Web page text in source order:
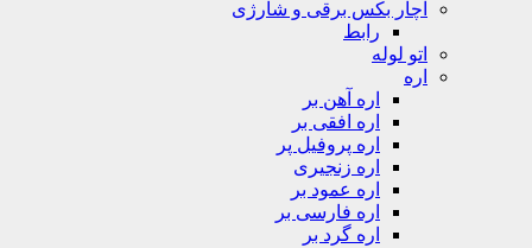
آچار بکس برقی و شارژی
رابط
اتو لوله
اره
اره آهن بر
اره افقی بر
اره پروفیل پر
اره زنجیری
اره عمود بر
اره فارسی بر
اره گرد بر